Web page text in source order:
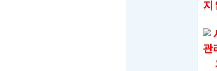
지
관